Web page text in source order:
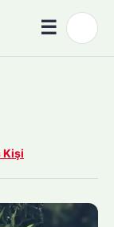
☰Menü
Kişi